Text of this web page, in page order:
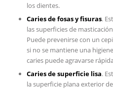
los dientes.
Caries de fosas y fisuras.
las superficies de
Puede prevenirse con un
si no se mantiene una
caries puede agravarse
Caries de superficie lisa.
la superficie plana exterior